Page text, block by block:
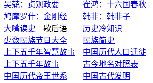
吴兢：贞观政要
崔鸿：十六国春秋
鸠摩罗什：金刚经
韩非：韩非子
大嘴读史 歇后语 历史冷知识
少数民族节日大全
民族简史
上下五千年智慧故事
中国历代人口迁徙
上下五千年故事
古今地名对照表
中国历代帝王世系
中国古代发明